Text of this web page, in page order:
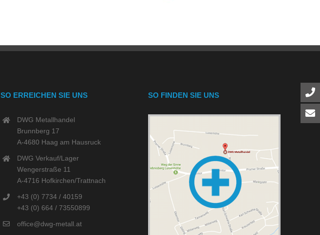
SO ERREICHEN SIE UNS
DWG Metallhandel
Brunnberg 17
A-4680 Haag am Hausruck
DWG Verkauf/Lager
Wengerstraße 11
A-4716 Hofkirchen/Trattnach
+43 (0) 7734 / 40159
+43 (0) 664 / 73550899
office@dwg-metall.at
SO FINDEN SIE UNS